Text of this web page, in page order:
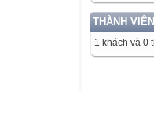
THÀNH
1 khách và 0